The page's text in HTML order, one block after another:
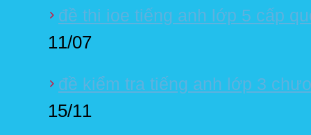
đề thi ioe tiếng anh lớp 5 cấp
11/07
đề kiểm tra tiếng anh lớp 3
15/11